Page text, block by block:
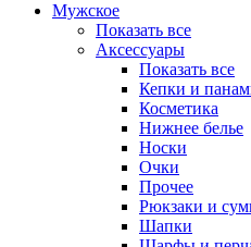
Мужское
Показать все
Аксессуары
Показать все
Кепки и
Косметика
Нижнее белье
Носки
Очки
Прочее
Рюкзаки и
Шапки